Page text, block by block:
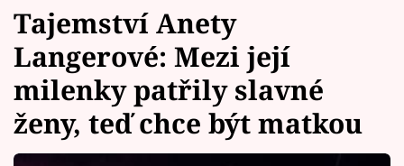
Témata
Celebrity
Vztahy
Tajemství Anety
Langerové: Mezi její
milenky patřily slavné
ženy, teď chce být matkou